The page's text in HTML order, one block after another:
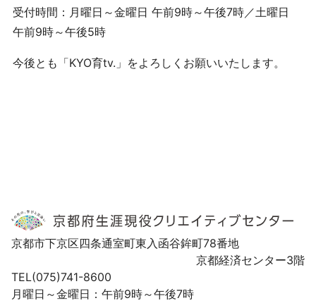
受付時間：月曜日～金曜日 午前9時～午後7時／土曜日
午前9時～午後5時
今後とも「KYO育tv.」をよろしくお願いいたします。
京都市下京区四条通室町東入函谷鉾町78番地
京都経済センター3階
TEL(075)741-8600
月曜日～金曜日：午前9時～午後7時